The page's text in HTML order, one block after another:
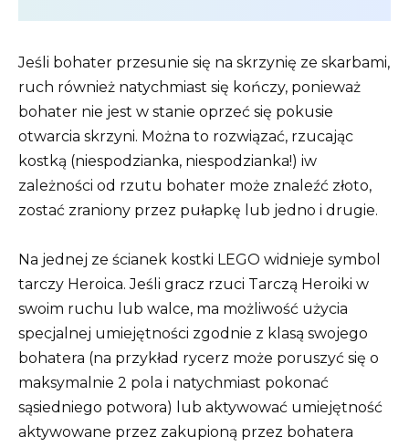
Jeśli bohater przesunie się na skrzynię ze skarbami,
ruch również natychmiast się kończy, ponieważ
bohater nie jest w stanie oprzeć się pokusie
otwarcia skrzyni. Można to rozwiązać, rzucając
kostką (niespodzianka, niespodzianka!) iw
zależności od rzutu bohater może znaleźć złoto,
zostać zraniony przez pułapkę lub jedno i drugie.
Na jednej ze ścianek kostki LEGO widnieje symbol
tarczy Heroica. Jeśli gracz rzuci Tarczą Heroiki w
swoim ruchu lub walce, ma możliwość użycia
specjalnej umiejętności zgodnie z klasą swojego
bohatera (na przykład rycerz może poruszyć się o
maksymalnie 2 pola i natychmiast pokonać
sąsiedniego potwora) lub aktywować umiejętność
aktywowane przez zakupioną przez bohatera